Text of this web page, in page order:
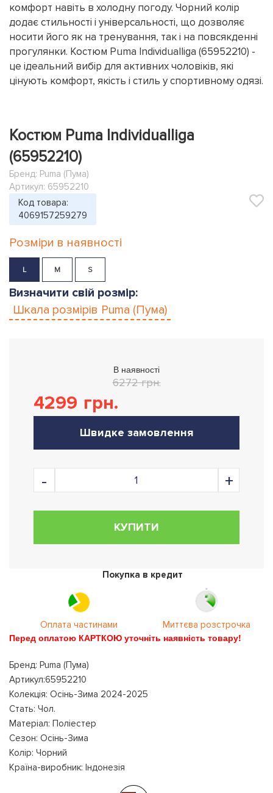
комфорт навіть в холодну погоду. Чорний колір
додає стильності і універсальності, що дозволяє
носити його як на тренування, так і на повсякденні
прогулянки. Костюм Puma Individualliga (65952210) -
це ідеальний вибір для активних чоловіків, які
цінують комфорт, якість і стиль у спортивному одязі.
Костюм Puma Individualliga
(65952210)
Бренд: Puma (Пума)
Артикул: 65952210
Код товара:
4069157259279
Розміри в наявності
L M S
Визначити свій розмір:
Шкала розмірів Puma (Пума)
В наявності
6272 грн.
4299 грн.
Швидке замовлення
КУПИТИ
Покупка в кредит
Оплата частинами Миттєва розстрочка
Перед оплатою КАРТКОЮ уточніть наявність товару!
Бренд: Puma (Пума)
Артикул:65952210
Колекція: Осінь-Зима 2024-2025
Стать: Чол.
Матеріал: Поліестер
Сезон: Осінь-Зима
Колір: Чорний
Країна-виробник: Індонезія